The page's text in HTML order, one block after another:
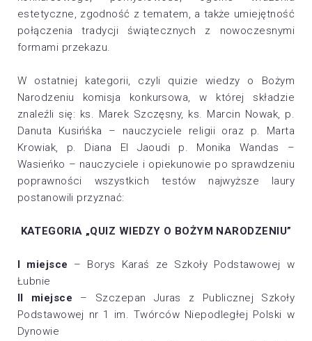
estetyczne, zgodność z tematem, a także umiejętność
połączenia tradycji świątecznych z nowoczesnymi
formami przekazu.
W ostatniej kategorii, czyli quizie wiedzy o Bożym
Narodzeniu komisja konkursowa, w której składzie
znaleźli się: ks. Marek Szczęsny, ks. Marcin Nowak, p.
Danuta Kusińśka – nauczyciele religii oraz p. Marta
Krowiak, p. Diana El Jaoudi p. Monika Wandas –
Wasieńko – nauczyciele i opiekunowie po sprawdzeniu
poprawności wszystkich testów najwyższe laury
postanowili przyznać:
KATEGORIA „QUIZ WIEDZY O BOŻYM NARODZENIU”
I miejsce – Borys Karaś ze Szkoły Podstawowej w
Łubnie
II miejsce – Szczepan Juras z Publicznej Szkoły
Podstawowej nr 1 im. Twórców Niepodległej Polski w
Dynowie